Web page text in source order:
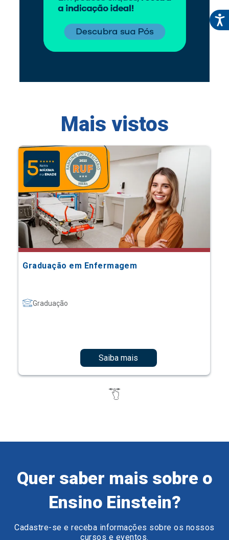
Mais vistos
Graduação em Enfermagem
Graduação
Saiba mais
Quer saber mais sobre o
Ensino Einstein?
Cadastre-se e receba informações sobre os nossos
cursos e eventos.